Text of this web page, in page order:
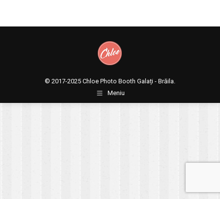
© 2017-2025 Chloe Photo Booth Galați - Brăila.
Meniu